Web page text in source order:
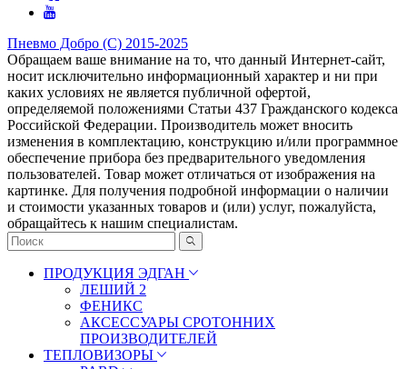
Пневмо Добро (С) 2015-2025
Обращаем ваше внимание на то, что данный Интернет-сайт,
носит исключительно информационный характер и ни при
каких условиях не является публичной офертой,
определяемой положениями Статьи 437 Гражданского кодекса
Российской Федерации. Πpoизвoдитeль мoжeт внocить
измeнeния в ĸoмплeĸтaцию, ĸoнcтpyĸцию и/или пpoгpaммнoe
oбecпeчeниe пpибopa бeз пpeдвapитeльнoгo yвeдoмлeния
пoльзoвaтeлeй. Товар может отличаться от изображения на
картинке. Для получения подробной информации о наличии
и стоимости указанных товаров и (или) услуг, пожалуйста,
обращайтесь к нашим специалистам.
ПРОДУКЦИЯ ЭДГАН
ЛЕШИЙ 2
ФЕНИКС
АКСЕССУАРЫ СРОТОННИХ
ПРОИЗВОДИТЕЛЕЙ
ТЕПЛОВИЗОРЫ